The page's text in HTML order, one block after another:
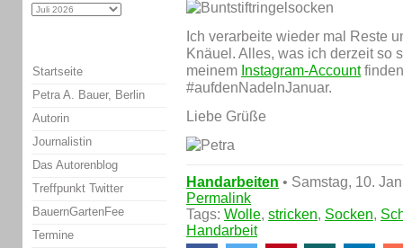
Ich verarbeite wieder mal Reste
Knäuel. Alles, was ich derzeit so
meinem Instagram-Account
#aufdenNadelnJanuar.
Liebe Grüße
Handarbeiten • Samstag, 10.
Permalink
Tags: Wolle, stricken, Socken,
Handarbeit
Startseite
Petra A. Bauer, Berlin
Autorin
Journalistin
Das Autorenblog
Treffpunkt Twitter
BauernGartenFee
Termine